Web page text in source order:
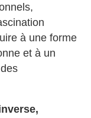
à une forme
et à un